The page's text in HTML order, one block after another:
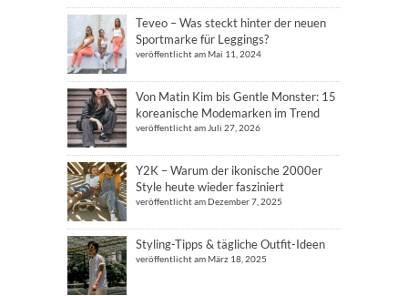
Teveo – Was steckt hinter der neuen
Sportmarke für Leggings?
veröffentlicht am Mai 11, 2024
Von Matin Kim bis Gentle Monster: 15
koreanische Modemarken im Trend
veröffentlicht am Juli 27, 2026
Y2K – Warum der ikonische 2000er
Style heute wieder fasziniert
veröffentlicht am Dezember 7, 2025
Styling-Tipps & tägliche Outfit-Ideen
veröffentlicht am März 18, 2025